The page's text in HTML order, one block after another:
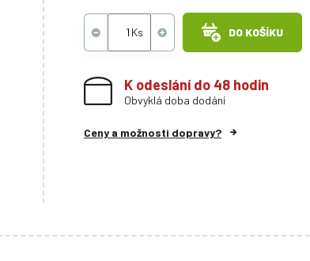
DO KOŠÍKU
K odeslání do 48 hodin
Obvyklá doba dodání
Ceny a možnosti dopravy?